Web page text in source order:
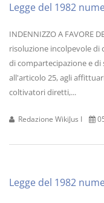
Legge del 1982
INDENNIZZO A FAVORE
risoluzione incolpevole
di compartecipazione e
all'articolo 25, agli
coltivatori diretti,...
Redazione WikiJus I
Legge del 1982